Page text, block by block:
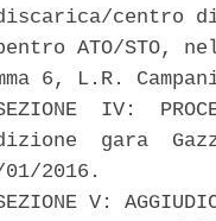
centro
ATO/STO,
6, L.R.
IV:
gara
01/2016.
V: